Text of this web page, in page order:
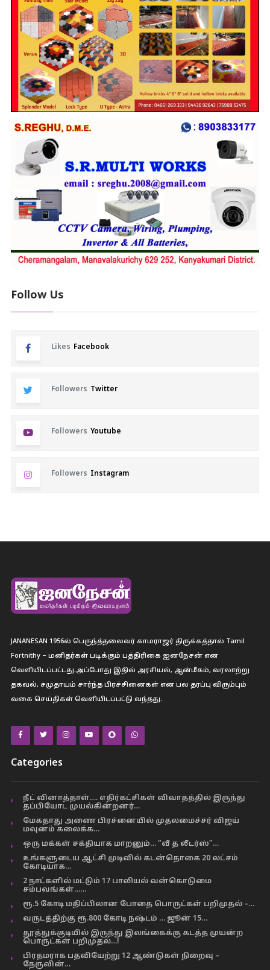
Follow Us
Likes Facebook
Followers Twitter
Followers Youtube
Followers Instagram
JANANESAN 1956ல் பெருந்த்தலைவர் காமராஜர் திருக்கத்தால் Tamil
Fortnithy – மனிதர்கள் படிக்கும் பத்திரிகை ஐனநேசன் என
வெளியிடப்பட்டது.அப்போது இதில் அரசியல், ஆன்மீகம், வரலாற்று
தகவல், சமுதாயம் சார்ந்த பிரச்சினைகள் என பல தரப்பு விரும்பும்
வகை செய்திகள் வெளியிடப்பட்டு வந்தது.
Categories
நீட் வினாத்தாள்…. எதிர்கட்சிகள் விவாதத்தில் இருந்து
தப்பியோட முயல்கின்றனர்…
மேகதாது அணை பிரச்னையில் முதலமைச்சர் விஜய்
மவுனம் கலைக்க…
ஒரு மக்கள் சக்தியாக மாறனும்… “வீ த லீடர்ஸ்”…
உங்களுடைய ஆட்சி முடிவில் கடன்தொகை 20 லட்சம்
கோடியாக…
2 நாட்களில் மட்டும் 17 பாலியல் வன்கொடுமை
சம்பவங்கள்……
ரூ.5 கோடி மதிப்பிலான போதை பொருட்கள் பறிமுதல் –…
வருடத்திற்கு ரூ.800 கோடி நஷ்டம் … ஜூன் 15…
தூத்துக்குடியில் இருந்து இலங்கைக்கு கடத்த முயன்ற
பொருட்கள் பறிமுதல்…!
பிரதமராக பதவியேற்று 12 ஆண்டுகள் நிறைவு –
நேருவின்…